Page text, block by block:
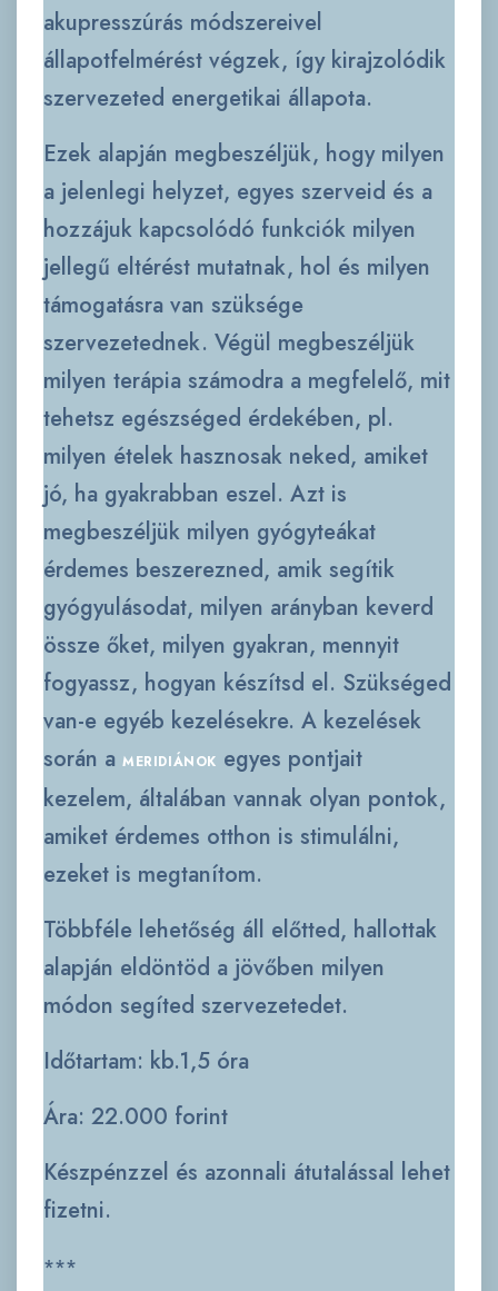
akupresszúrás módszereivel
állapotfelmérést végzek, így kirajzolódik
szervezeted energetikai állapota.
Ezek alapján megbeszéljük, hogy milyen
a jelenlegi helyzet, egyes szerveid és a
hozzájuk kapcsolódó funkciók milyen
jellegű eltérést mutatnak, hol és milyen
támogatásra van szüksége
szervezetednek. Végül megbeszéljük
milyen terápia számodra a megfelelő, mit
tehetsz egészséged érdekében, pl.
milyen ételek hasznosak neked, amiket
jó, ha gyakrabban eszel. Azt is
megbeszéljük milyen gyógyteákat
érdemes beszerezned, amik segítik
gyógyulásodat, milyen arányban keverd
össze őket, milyen gyakran, mennyit
fogyassz, hogyan készítsd el. Szükséged
van-e egyéb kezelésekre. A kezelések
során a MERIDIÁNOK egyes pontjait
kezelem, általában vannak olyan pontok,
amiket érdemes otthon is stimulálni,
ezeket is megtanítom.
Többféle lehetőség áll előtted, hallottak
alapján eldöntöd a jövőben milyen
módon segíted szervezetedet.
Időtartam: kb.1,5 óra
Ára: 22.000 forint
Készpénzzel és azonnali átutalással lehet
fizetni.
***